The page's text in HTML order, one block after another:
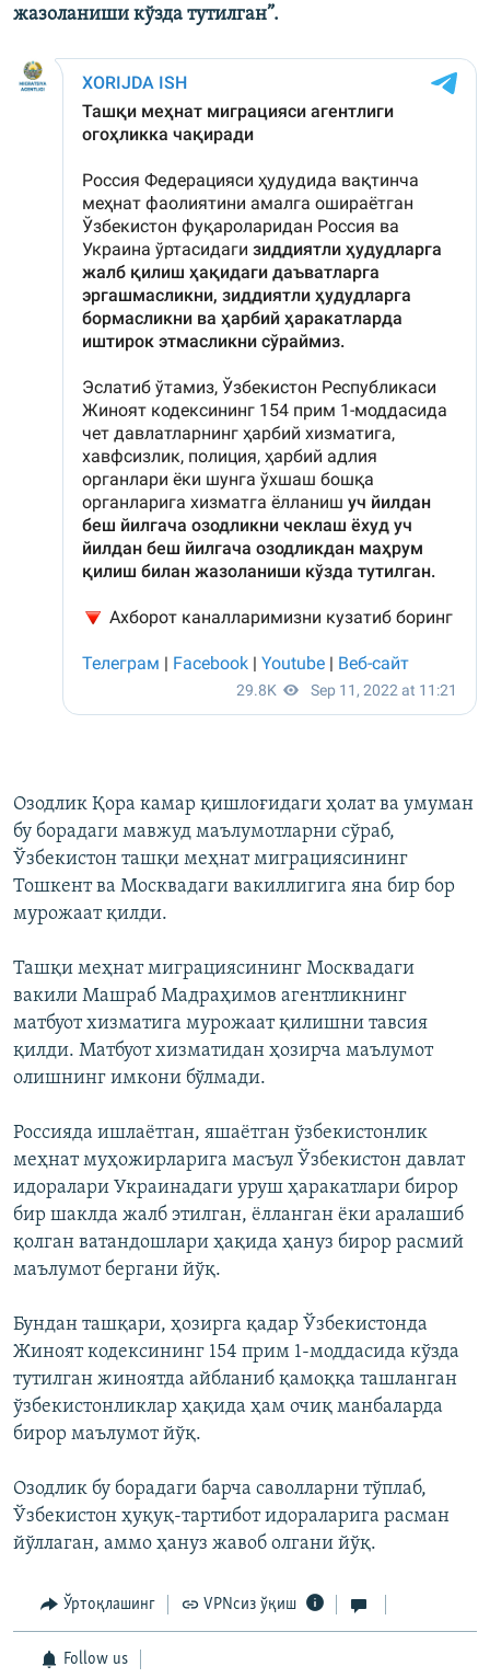
жазоланиши кўзда тутилган”.
Озодлик Қора камар қишлоғидаги ҳолат ва умуман
бу борадаги мавжуд маълумотларни сўраб,
Ўзбекистон ташқи меҳнат миграциясининг
Тошкент ва Москвадаги вакиллигига яна бир бор
мурожаат қилди.
Ташқи меҳнат миграциясининг Москвадаги
вакили Машраб Мадраҳимов агентликнинг
матбуот хизматига мурожаат қилишни тавсия
қилди. Матбуот хизматидан ҳозирча маълумот
олишнинг имкони бўлмади.
Россияда ишлаётган, яшаётган ўзбекистонлик
меҳнат муҳожирларига масъул Ўзбекистон давлат
идоралари Украинадаги уруш ҳаракатлари бирор
бир шаклда жалб этилган, ёлланган ёки аралашиб
қолган ватандошлари ҳақида ҳануз бирор расмий
маълумот бергани йўқ.
Бундан ташқари, ҳозирга қадар Ўзбекистонда
Жиноят кодексининг 154 прим 1-моддасида кўзда
тутилган жиноятда айбланиб қамоққа ташланган
ўзбекистонликлар ҳақида ҳам очиқ манбаларда
бирор маълумот йўқ.
Озодлик бу борадаги барча саволларни тўплаб,
Ўзбекистон ҳуқуқ-тартибот идораларига расман
йўллаган, аммо ҳануз жавоб олгани йўқ.
Ўртоқлашинг VPNсиз ўқиш
Follow us